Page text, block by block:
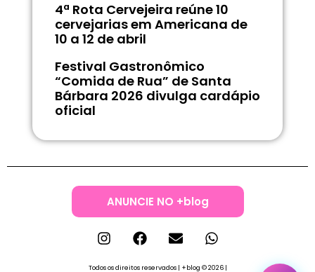
4ª Rota Cervejeira reúne 10
cervejarias em Americana de
10 a 12 de abril
Festival Gastronômico
“Comida de Rua” de Santa
Bárbara 2026 divulga cardápio
oficial
Todos os direitos reservados | +blog © 2026 |
ANUNCIE NO +blog